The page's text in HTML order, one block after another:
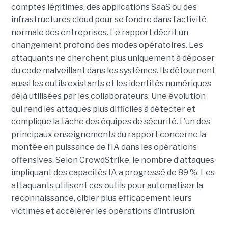
comptes légitimes, des applications SaaS ou des
infrastructures cloud pour se fondre dans l’activité
normale des entreprises. Le rapport décrit un
changement profond des modes opératoires. Les
attaquants ne cherchent plus uniquement à déposer
du code malveillant dans les systèmes. Ils détournent
aussi les outils existants et les identités numériques
déjà utilisées par les collaborateurs. Une évolution
qui rend les attaques plus difficiles à détecter et
complique la tâche des équipes de sécurité. L’un des
principaux enseignements du rapport concerne la
montée en puissance de l’IA dans les opérations
offensives. Selon CrowdStrike, le nombre d’attaques
impliquant des capacités IA a progressé de 89 %. Les
attaquants utilisent ces outils pour automatiser la
reconnaissance, cibler plus efficacement leurs
victimes et accélérer les opérations d’intrusion.